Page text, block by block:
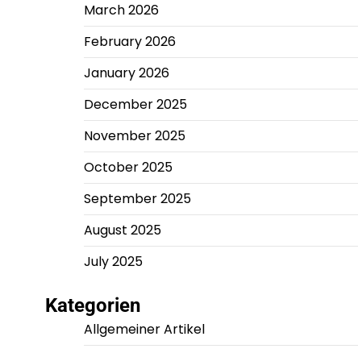
March 2026
February 2026
January 2026
December 2025
November 2025
October 2025
September 2025
August 2025
July 2025
Kategorien
Allgemeiner Artikel